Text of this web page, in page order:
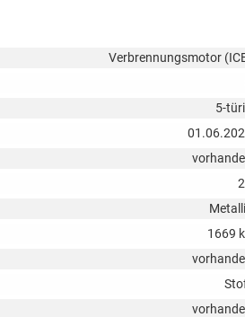
Verbrennungsmotor
5-
1669